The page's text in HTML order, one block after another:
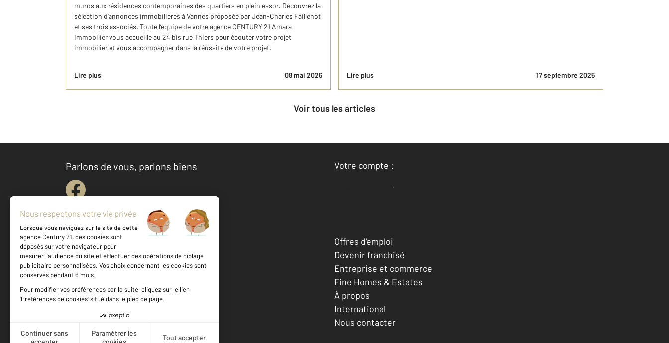
muros aux résidences contemporaines des quartiers en plein essor. Découvrez la
sélection d’annonces immobilières à Vannes proposée par Jean-Charles Faillenot
et ses trois associés. Toute l’équipe de votre agence CENTURY 21 Amara
Immobilier vous accueille au 24 bis rue Thiers pour écouter votre projet
immobilier et vous accompagner dans la réussite de votre projet.
Lire plus 08 mai 2026 Lire plus 17 septembre 2025
Voir tous les articles
Parlons de vous, parlons biens
Votre compte :
Accéder à mon compte
Votre agence est notée
Achat
Location
Offres d'emploi
Devenir franchisé
Entreprise et commerce
Fine Homes & Estates
À propos
International
Nous contacter